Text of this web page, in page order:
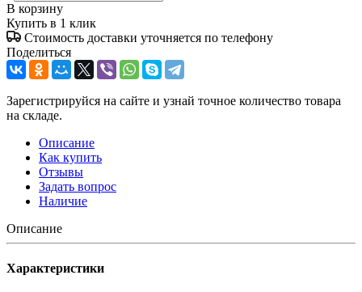
В корзину
Купить в 1 клик
Стоимость доставки уточняется по телефону
Поделиться
Зарегистрируйся на сайте и узнай точное количество товара
на складе.
Описание
Как купить
Отзывы
Задать вопрос
Наличие
Описание
Характеристики